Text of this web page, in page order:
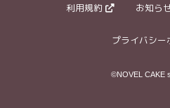
利用規約 お知ら
プライバシー
©NOVEL CAKE